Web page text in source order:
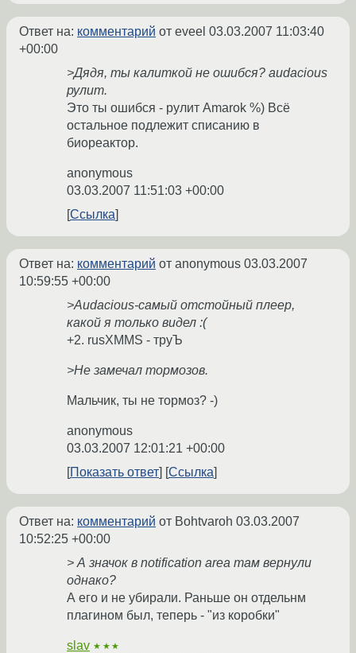
Ответ на: комментарий от eveel 03.03.2007 11:03:40
+00:00
>Дядя, ты калиткой не ошибся? audacious
рулит.
Это ты ошибся - рулит Amarok %) Всё
остальное подлежит списанию в
биореактор.
anonymous
03.03.2007 11:51:03 +00:00
Ссылка
Ответ на: комментарий от anonymous 03.03.2007
10:59:55 +00:00
>Audacious-самый отстойный плеер,
какой я только видел :(
+2. rusXMMS - труЪ
>Не замечал тормозов.
Мальчик, ты не тормоз? -)
anonymous
03.03.2007 12:01:21 +00:00
Показать ответ
Ссылка
Ответ на: комментарий от Bohtvaroh 03.03.2007
10:52:25 +00:00
> А значок в notification area там вернули
однако?
А его и не убирали. Раньше он отдельнм
плагином был, теперь - "из коробки"
slav ★★★